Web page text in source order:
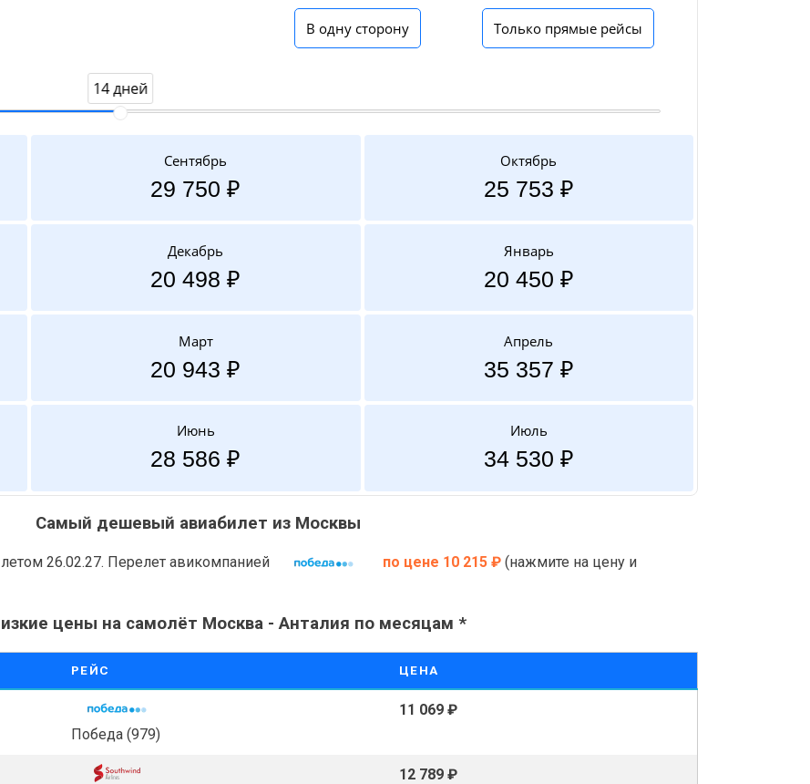
В одну сторону
Только прямые рейсы
14 дней
Сентябрь
29 750 ₽
Октябрь
25 753 ₽
Декабрь
20 498 ₽
Январь
20 450 ₽
Март
20 943 ₽
Апрель
35 357 ₽
Июнь
28 586 ₽
Июль
34 530 ₽
Самый дешевый авиабилет из Москвы
26.02.27. Перелет авикомпанией по цене 10 215 ₽ (нажмите на цену и
цены на самолёт Москва - Анталия по месяцам *
РЕЙС ЦЕНА
Победа (979)
11 069 ₽
12 789 ₽